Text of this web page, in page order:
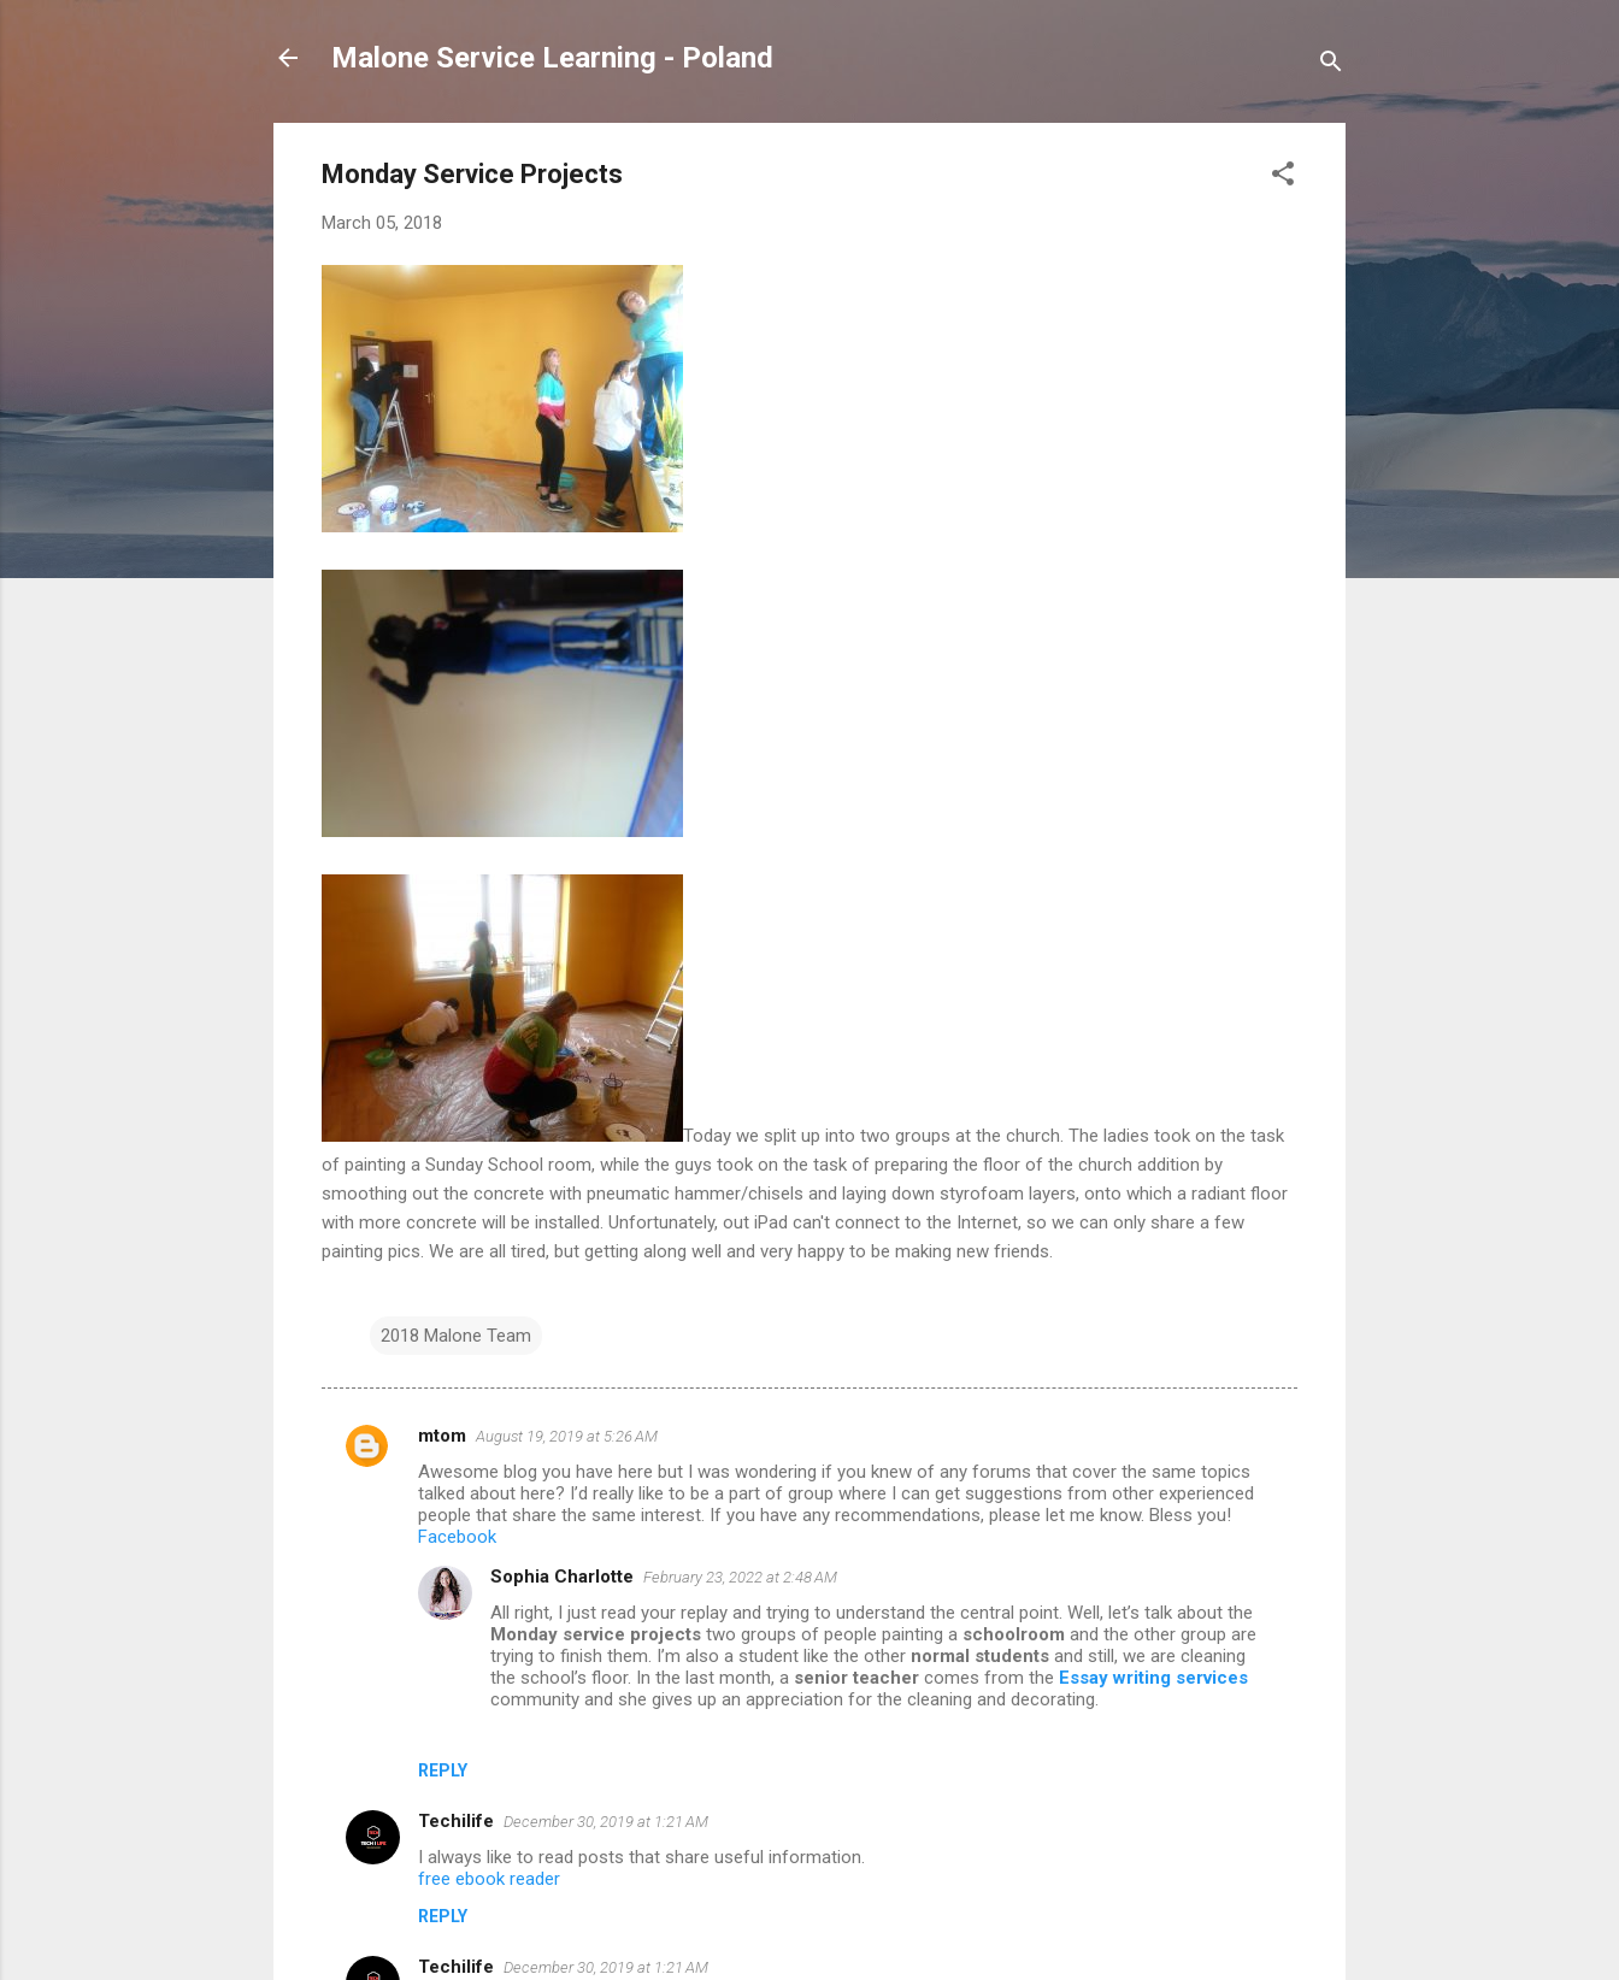
Malone Service Learning - Poland
Monday Service Projects
March 05, 2018
Today we split up into two groups at the church. The ladies took on the task
of painting a Sunday School room, while the guys took on the task of preparing the floor of the church addition by
smoothing out the concrete with pneumatic hammer/chisels and laying down styrofoam layers, onto which a radiant floor
with more concrete will be installed. Unfortunately, out iPad can't connect to the Internet, so we can only share a few
painting pics. We are all tired, but getting along well and very happy to be making new friends.
2018 Malone Team
C
mtom August 19, 2019 at 5:26 AM
Awesome blog you have here but I was wondering if you knew of any forums that cover the same topics
talked about here? I’d really like to be a part of group where I can get suggestions from other experienced
people that share the same interest. If you have any recommendations, please let me know. Bless you!
Facebook
REPLY
Sophia Charlotte February 23, 2022 at 2:48 AM
All right, I just read your replay and trying to understand the central point. Well, let’s talk about the
Monday service projects two groups of people painting a schoolroom and the other group are
trying to finish them. I’m also a student like the other normal students and still, we are cleaning
the school’s floor. In the last month, a senior teacher comes from the Essay writing services
community and she gives up an appreciation for the cleaning and decorating.
Techilife December 30, 2019 at 1:21 AM
I always like to read posts that share useful information.
free ebook reader
REPLY
Techilife December 30, 2019 at 1:21 AM